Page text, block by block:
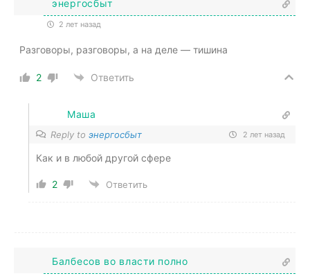
энергосбыт
2 лет назад
Разговоры, разговоры, а на деле — тишина
2 Ответить
Маша
Reply to энергосбыт 2 лет назад
Как и в любой другой сфере
2 Ответить
Балбесов во власти полно